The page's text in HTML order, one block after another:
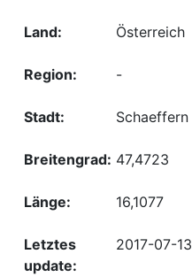
Österreich
-
Schaeffern
47,4723
16,1077
2017-07-13